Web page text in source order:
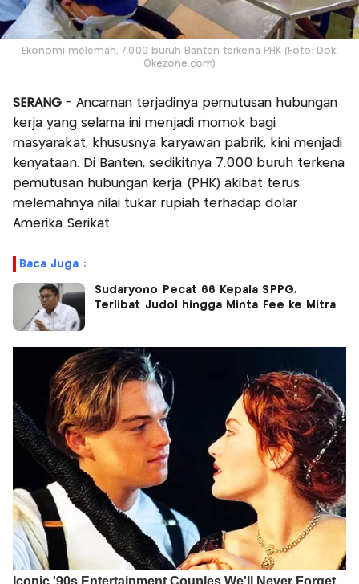
Ekonomi melemah, 7.000 buruh Banten terkena PHK (Foto: Dok.
Okezone.com)
SERANG - Ancaman terjadinya pemutusan hubungan
kerja yang selama ini menjadi momok bagi
masyarakat, khususnya karyawan pabrik, kini menjadi
kenyataan. Di Banten, sedikitnya 7.000 buruh terkena
pemutusan hubungan kerja (PHK) akibat terus
melemahnya nilai tukar rupiah terhadap dolar
Amerika Serikat.
Baca Juga :
Sudaryono Pecat 66 Kepala SPPG,
Terlibat Judol hingga Minta Fee ke Mitra